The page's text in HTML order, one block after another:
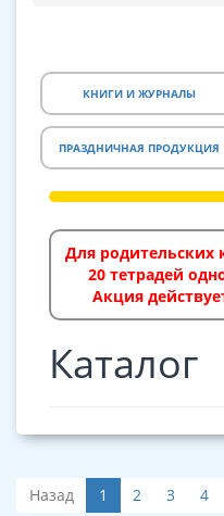
КНИГИ И ЖУРНАЛЫ
ПРАЗДНИЧНАЯ ПРОДУКЦИЯ
Для родительских
20 тетрадей
Акция
Каталог
Назад 1 2 3 4